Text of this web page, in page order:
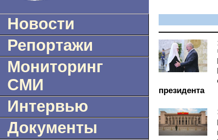
Новости
Репортажи
Мониторинг
СМИ
Интервью
Документы
президента